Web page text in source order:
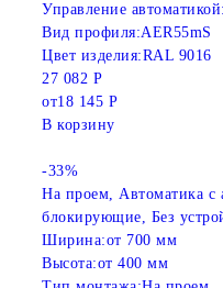
Управление автоматикой:
Вид профиля:AER55mS
Цвет изделия:RAL 9016
27 082 Р
от18 145 Р
В корзину
-33%
На проем, Автоматика с
блокирующие, Без
Ширина:от 700 мм
Высота:от 400 мм